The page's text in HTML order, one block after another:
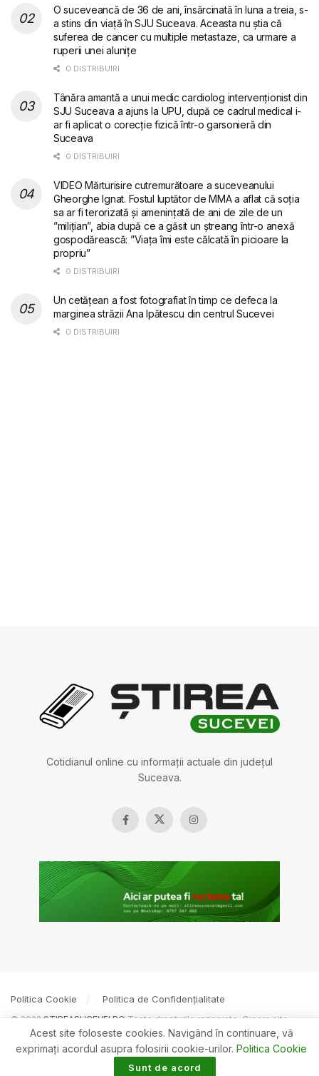
O suceveancă de 36 de ani, însărcinată în luna a treia, s-
a stins din viață în SJU Suceava. Aceasta nu știa că
suferea de cancer cu multiple metastaze, ca urmare a
ruperii unei alunițe
0 DISTRIBUIRI
Tânăra amantă a unui medic cardiolog intervenționist din
SJU Suceava a ajuns la UPU, după ce cadrul medical i-
ar fi aplicat o corecție fizică într-o garsonieră din
Suceava
0 DISTRIBUIRI
VIDEO Mărturisire cutremurătoare a suceveanului
Gheorghe Ignat. Fostul luptător de MMA a aflat că soția
sa ar fi terorizată și amenințată de ani de zile de un
”milițian”, abia după ce a găsit un ștreang într-o anexă
gospodărească: ”Viața îmi este călcată în picioare la
propriu”
0 DISTRIBUIRI
Un cetățean a fost fotografiat în timp ce defeca la
marginea străzii Ana Ipătescu din centrul Sucevei
0 DISTRIBUIRI
Cotidianul online cu informații actuale din județul
Suceava.
Politica Cookie Politica de Confidențialitate
© 2022 ȘTIREASUCEVEI.RO Toate drepturile rezervate. Creare site
BOSSNET
Acest site foloseste cookies. Navigând în continuare, vă
exprimaţi acordul asupra folosirii cookie-urilor. Politica Cookie
Sunt de acord